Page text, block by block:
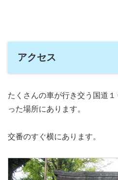
アクセス
たくさんの車が行き交う国道
った場所にあります。
交番のすぐ横にあります。